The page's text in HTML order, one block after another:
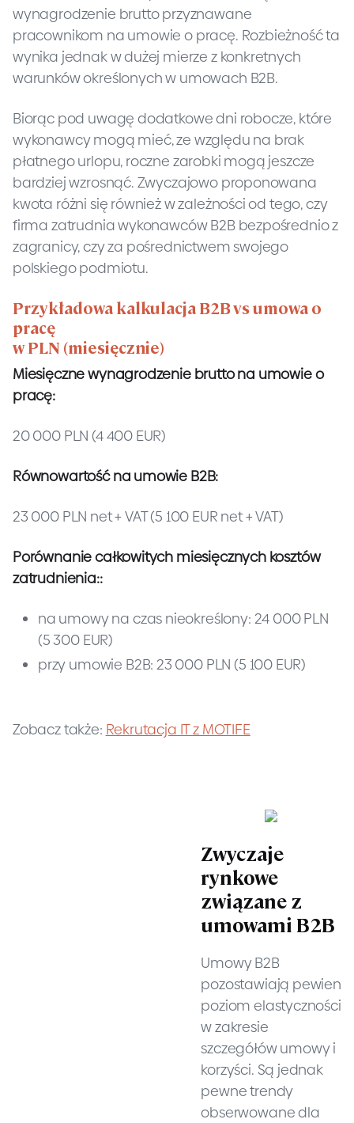
wynagrodzenie brutto przyznawane
pracownikom na umowie o pracę. Rozbieżność ta
wynika jednak w dużej mierze z konkretnych
warunków określonych w umowach B2B.
Biorąc pod uwagę dodatkowe dni robocze, które
wykonawcy mogą mieć, ze względu na brak
płatnego urlopu, roczne zarobki mogą jeszcze
bardziej wzrosnąć. Zwyczajowo proponowana
kwota różni się również w zależności od tego, czy
firma zatrudnia wykonawców B2B bezpośrednio z
zagranicy, czy za pośrednictwem swojego
polskiego podmiotu.
Przykładowa kalkulacja B2B vs umowa o
pracę
w PLN (miesięcznie)
Miesięczne wynagrodzenie brutto na umowie o
pracę:
20 000 PLN (4 400 EUR)
Równowartość na umowie B2B:
23 000 PLN net + VAT (5 100 EUR net + VAT)
Porównanie całkowitych miesięcznych kosztów
zatrudnienia::
na umowy na czas nieokreślony: 24 000 PLN
(5 300 EUR)
przy umowie B2B: 23 000 PLN (5 100 EUR)
Zobacz także: Rekrutacja IT z MOTIFE
Zwyczaje
rynkowe
związane z
umowami B2B
Umowy B2B
pozostawiają pewien
poziom elastyczności
w zakresie
szczegółów umowy i
korzyści. Są jednak
pewne trendy
obserwowane dla